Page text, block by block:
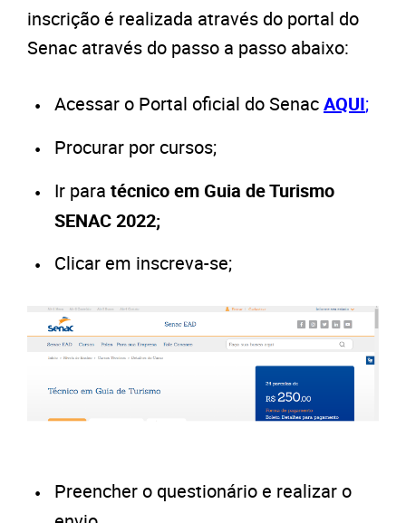
inscrição é realizada através do portal do
Senac através do passo a passo abaixo:
Acessar o Portal oficial do SenacAQUI;
Procurar por cursos;
Ir para técnicoem Guia de Turismo
SENAC 2022;
Clicar em inscreva-se;
Preencher o questionário e realizar o